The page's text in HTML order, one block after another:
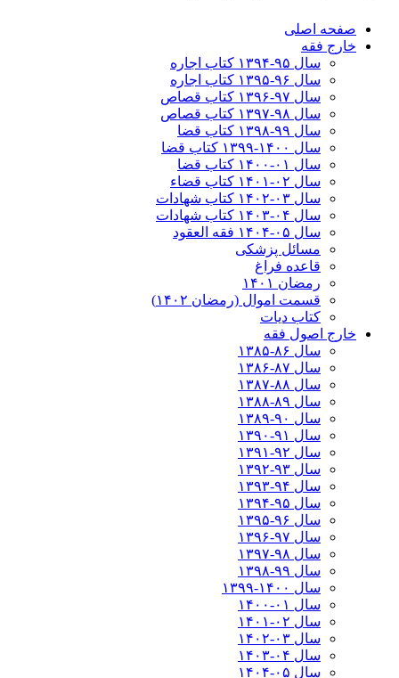
صفحه اصلی
خارج فقه
سال ۹۵-۱۳۹۴ کتاب اجاره
سال ۹۶-۱۳۹۵ کتاب اجاره
سال ۹۷-۱۳۹۶ کتاب قصاص
سال ۹۸-۱۳۹۷ کتاب قصاص
سال ۹۹-۱۳۹۸‍ کتاب قضا
سال ۱۴۰۰-۱۳۹۹ کتاب قضا
سال ۰۱-۱۴۰۰ کتاب قضا
سال ۰۲-۱۴۰۱ کتاب قضاء
سال ۰۳-۱۴۰۲ کتاب شهادات
سال ۰۴-۱۴۰۳ کتاب شهادات
سال ۰۵-۱۴۰۴ فقه العقود
مسائل پزشکی
قاعده فراغ
رمضان ۱۴۰۱
قسمت اموال (رمضان ۱۴۰۲)
کتاب دیات
خارج اصول فقه
سال ۸۶-۱۳۸۵
سال ۸۷-۱۳۸۶
سال ۸۸-۱۳۸۷
سال ۸۹-۱۳۸۸
سال ۹۰-۱۳۸۹
سال ۹۱-۱۳۹۰
سال ۹۲-۱۳۹۱
سال ۹۳-۱۳۹۲
سال ۹۴-۱۳۹۳
سال ۹۵-۱۳۹۴
سال ۹۶-۱۳۹۵
سال ۹۷-۱۳۹۶
سال ۹۸-۱۳۹۷
سال ۹۹-۱۳۹۸‍
سال ۱۴۰۰-۱۳۹۹
سال ۰۱-۱۴۰۰
سال ۰۲-۱۴۰۱
سال ۰۳-۱۴۰۲
سال ۰۴-۱۴۰۳
سال ۰۵-۱۴۰۴